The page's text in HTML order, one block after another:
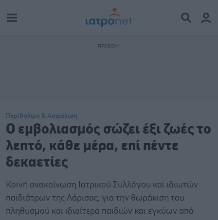
Περίθαλψη & Ασφάλιση
Ο εμβολιασμός σώζει έξι ζωές το
λεπτό, κάθε μέρα, επί πέντε
δεκαετίες
Κοινή ανακοίνωση Ιατρικού Συλλόγου και ιδιωτών
παιδιάτρων της Λάρισας, για την θωράκιση του
πληθυσμού και ιδιαίτερα παιδιών και εγκύων από